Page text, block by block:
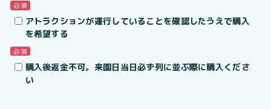
必須
アトラクションが運行していることを確認したうえで購入
を希望する
必須
購入後返金不可。来園日当日必ず列に並ぶ際に購入くださ
い